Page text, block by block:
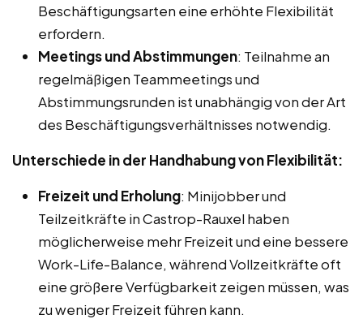
Beschäftigungsarten eine erhöhte Flexibilität
erfordern.
Meetings und Abstimmungen: Teilnahme an
regelmäßigen Teammeetings und
Abstimmungsrunden ist unabhängig von der Art
des Beschäftigungsverhältnisses notwendig.
Unterschiede in der Handhabung von Flexibilität:
Freizeit und Erholung: Minijobber und
Teilzeitkräfte in Castrop-Rauxel haben
möglicherweise mehr Freizeit und eine bessere
Work-Life-Balance, während Vollzeitkräfte oft
eine größere Verfügbarkeit zeigen müssen, was
zu weniger Freizeit führen kann.